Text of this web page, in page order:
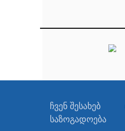
ჩვენ შესახებ
საზოგადოება